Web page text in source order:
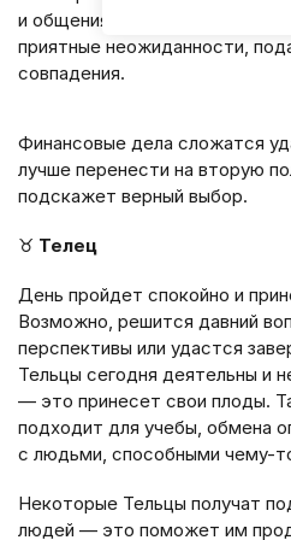
и общения с теми, кто вам
приятные неожиданности,
совпадения.
Финансовые дела сложатся
лучше перенести на вторую
подскажет верный выбор.
♉ Телец
День пройдет спокойно и
Возможно, решится давний
перспективы или удастся
Тельцы сегодня деятельны и
— это принесет свои плоды.
подходит для учебы, обмена
с людьми, способными чему-
Некоторые Тельцы получат
людей — это поможет им